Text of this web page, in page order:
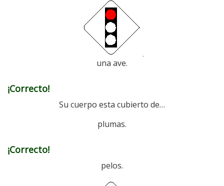
una ave.
¡Correcto!
Su cuerpo esta cubierto de…
plumas.
¡Correcto!
pelos.